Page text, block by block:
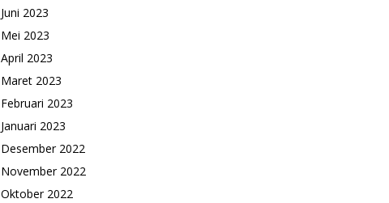
Juni 2023
Mei 2023
April 2023
Maret 2023
Februari 2023
Januari 2023
Desember 2022
November 2022
Oktober 2022